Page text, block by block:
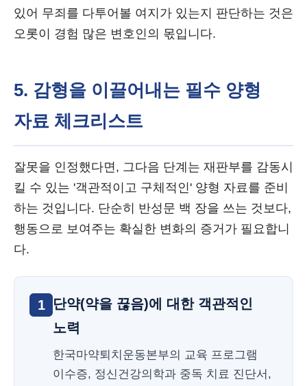
있어 무죄를 다투어볼 여지가 있는지 판단하는 것은
오롯이 경험 많은 변호인의 몫입니다.
5. 감형을 이끌어내는 필수 양형
자료 체크리스트
잘못을 인정했다면, 그다음 단계는 재판부를 감동시
킬 수 있는 '객관적이고 구체적인' 양형 자료를 준비
하는 것입니다. 단순히 반성문 백 장을 쓰는 것보다,
행동으로 보여주는 확실한 변화의 증거가 필요합니
다.
1
단약(약을 끊음)에 대한 객관적인
노력
한국마약퇴치운동본부의 교육 프로그램
이수증, 정신건강의학과 중독 치료 진단서,